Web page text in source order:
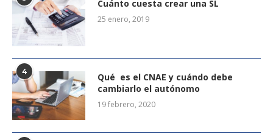
Cuánto cuesta crear una SL
25 enero, 2019
4
Qué es el CNAE y cuándo debe
cambiarlo el autónomo
19 febrero, 2020